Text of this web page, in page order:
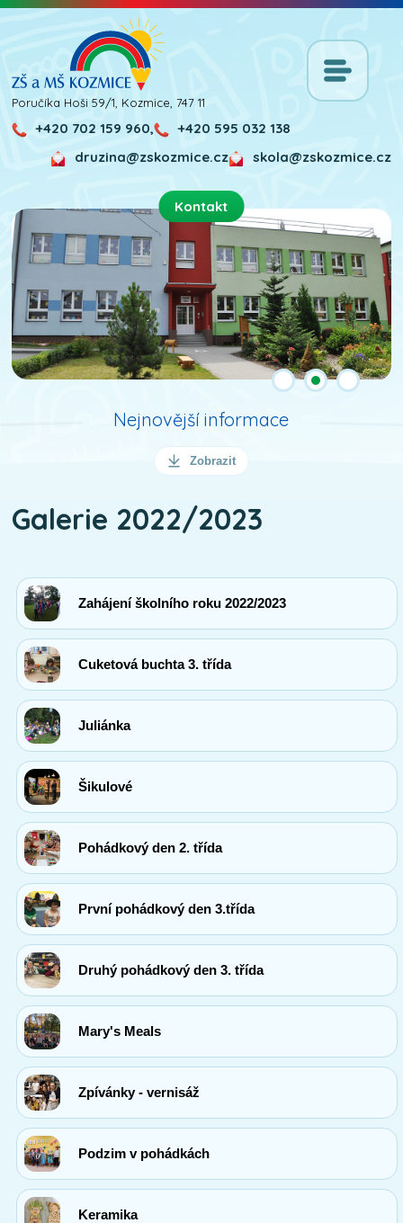
Poručíka Hoši 59/1, Kozmice, 747 11
+420 702 159 960,
+420 595 032 138
skola@zskozmice.cz
druzina@zskozmice.cz
Nejnovější informace
Zobrazit
Galerie 2022/2023
Zahájení školního roku 2022/2023
Cuketová buchta 3. třída
Juliánka
Šikulové
Pohádkový den 2. třída
První pohádkový den 3.třída
Druhý pohádkový den 3. třída
Mary's Meals
Zpívánky - vernisáž
Podzim v pohádkách
Keramika